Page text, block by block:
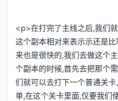
<p>在打完了主线之后,我们
这个副本相对来表示示还是
来也是很快的,我们去做这个
个副本的时候,首先去把那个
们就可以去打下一个普通关
单,在这个关卡里面,仅要我们